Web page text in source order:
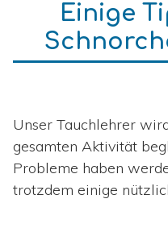
Einige
Unser Tauchlehrer
gesamten Aktivität
Probleme haben
trotzdem einige